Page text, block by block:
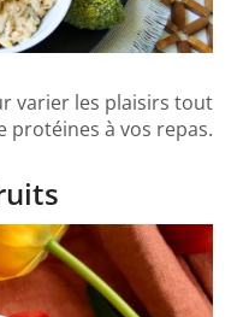
varier les plaisirs tout
protéines à vos repas.